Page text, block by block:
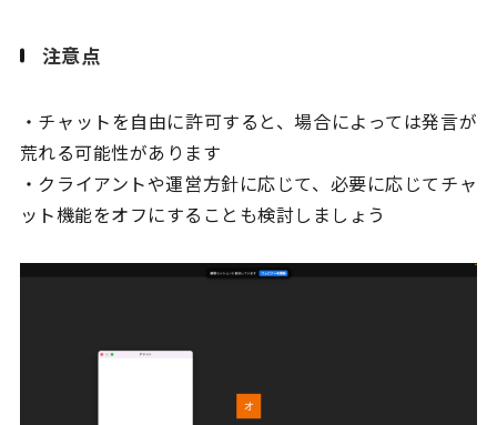
注意点
・チャットを自由に許可すると、場合によっては発言が
荒れる可能性があります
・クライアントや運営方針に応じて、必要に応じてチャ
ット機能をオフにすることも検討しましょう